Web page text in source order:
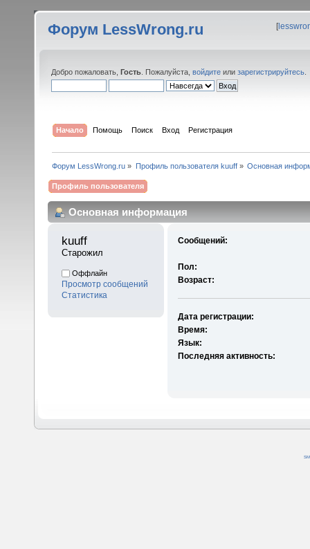
Форум LessWrong.ru [
Добро пожаловать, Гость . Пожалуйста, войдите или зарегистрируйтесь
Начало Помощь Поиск Вход Регистрация
Форум LessWrong.ru » Профиль пользователя kuuff» Основная
Профиль пользователя
Основная информация
kuuff
Старожил
Оффлайн
Просмотр сообщений
Статистика
Сообщений:
Пол:
Возраст:
Дата регистрации:
Время:
Язык:
Последняя активность: